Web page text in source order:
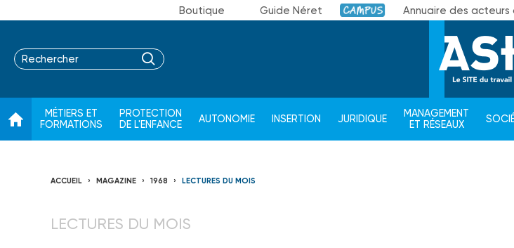
Boutique Guide Néret Campus Annuaire des acteurs
MÉTIERS ET
FORMATIONS
PROTECTION
DE L'ENFANCE
AUTONOMIE INSERTION JURIDIQUE
MANAGEMENT
ET RÉSEAUX
ACCUEIL MAGAZINE 1968 LECTURES DU MOIS
LECTURES DU MOIS